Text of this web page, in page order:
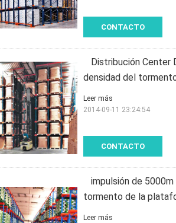
CONTACTO
Distribución
densidad del
CONTACTO
Leer más
2014-09-11 23:24:54
impulsión de
tormento de la
Leer más